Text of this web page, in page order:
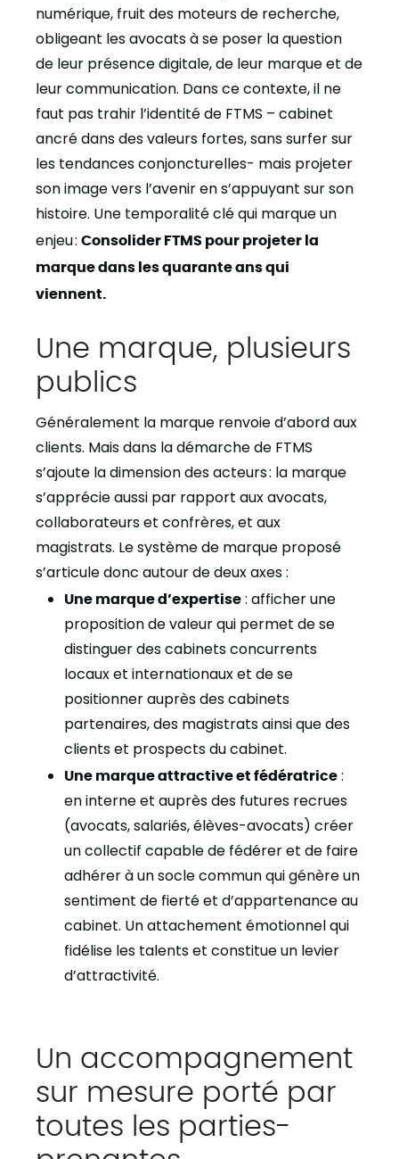
numérique, fruit des moteurs de recherche,
obligeant les avocats à se poser la question
de leur présence digitale, de leur marque et de
leur communication. Dans ce contexte, il ne
faut pas trahir l’identité de FTMS – cabinet
ancré dans des valeurs fortes, sans surfer sur
les tendances conjoncturelles- mais projeter
son image vers l’avenir en s’appuyant sur son
histoire. Une temporalité clé qui marque un
enjeu : Consolider FTMS pour projeter la
marque dans les quarante ans qui
viennent.
Une marque, plusieurs
publics
Généralement la marque renvoie d’abord aux
clients. Mais dans la démarche de FTMS
s’ajoute la dimension des acteurs : la marque
s’apprécie aussi par rapport aux avocats,
collaborateurs et confrères, et aux
magistrats. Le système de marque proposé
s’articule donc autour de deux axes :
Une marque d’expertise : afficher une
proposition de valeur qui permet de se
distinguer des cabinets concurrents
locaux et internationaux et de se
positionner auprès des cabinets
partenaires, des magistrats ainsi que des
clients et prospects du cabinet.
Une marque attractive et fédératrice :
en interne et auprès des futures recrues
(avocats, salariés, élèves-avocats) créer
un collectif capable de fédérer et de faire
adhérer à un socle commun qui génère un
sentiment de fierté et d’appartenance au
cabinet. Un attachement émotionnel qui
fidélise les talents et constitue un levier
d’attractivité.
Un accompagnement
sur mesure porté par
toutes les parties-